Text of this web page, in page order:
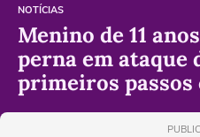
NOTÍCIAS
Menino de 11
perna em ataque
primeiros passos